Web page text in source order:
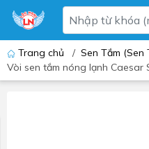
Trang chủ / Sen Tắm (Sen
Vòi sen tắm nóng lạnh Caesar